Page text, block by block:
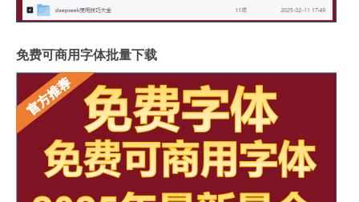
免费可商用字体批量下载